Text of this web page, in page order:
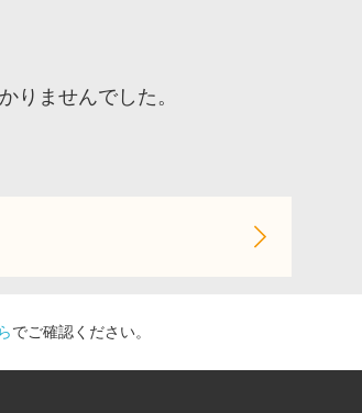
りませんでした。
でご確認ください。